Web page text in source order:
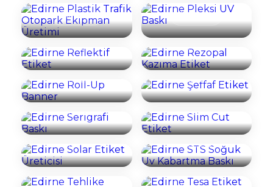
İncele
Edirne Reflektif
Etiket
İncele
Edirne Rezopal
Kazıma Etiket
İncele
Banner
İncele
Etiket
İncele
Baskı
İncele
Etiket
İncele
Etiket Üreticisi
İncele
Edirne STS Soğuk
Baskı
İncele
Uyarı İşaretleri
Üretimi
Edirne Tesa
Etiket